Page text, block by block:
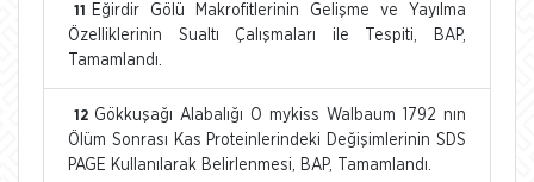
11
Eğirdir Gölü Makrofitlerinin Gelişme ve Yayılma
Özelliklerinin Sualtı Çalışmaları ile Tespiti, BAP,
Tamamlandı.
12 Gökkuşağı Alabalığı O mykiss Walbaum 1792 nın
Ölüm Sonrası Kas Proteinlerindeki Değişimlerinin SDS
PAGE Kullanılarak Belirlenmesi, BAP, Tamamlandı.